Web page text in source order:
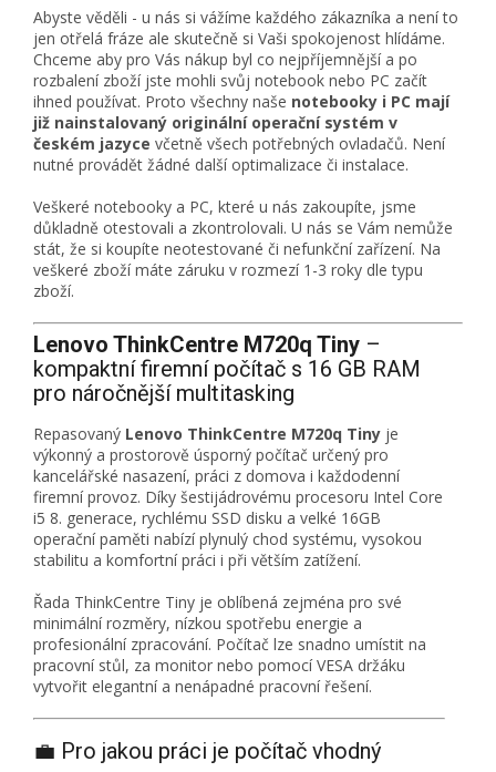
Abyste věděli - u nás si vážíme každého zákazníka a není to
jen otřelá fráze ale skutečně si Vaši spokojenost hlídáme.
Chceme aby pro Vás nákup byl co nejpříjemnější a po
rozbalení zboží jste mohli svůj notebook nebo PC začít
ihned používat. Proto všechny naše notebooky i PC mají
již nainstalovaný originální operační systém v
českém jazyce včetně všech potřebných ovladačů. Není
nutné provádět žádné další optimalizace či instalace.
Veškeré notebooky a PC, které u nás zakoupíte, jsme
důkladně otestovali a zkontrolovali. U nás se Vám nemůže
stát, že si koupíte neotestované či nefunkční zařízení. Na
veškeré zboží máte záruku v rozmezí 1-3 roky dle typu
zboží.
Lenovo ThinkCentre M720q Tiny –
kompaktní firemní počítač s 16 GB RAM
pro náročnější multitasking
Repasovaný Lenovo ThinkCentre M720q Tiny je
výkonný a prostorově úsporný počítač určený pro
kancelářské nasazení, práci z domova i každodenní
firemní provoz. Díky šestijádrovému procesoru Intel Core
i5 8. generace, rychlému SSD disku a velké 16GB
operační paměti nabízí plynulý chod systému, vysokou
stabilitu a komfortní práci i při větším zatížení.
Řada ThinkCentre Tiny je oblíbená zejména pro své
minimální rozměry, nízkou spotřebu energie a
profesionální zpracování. Počítač lze snadno umístit na
pracovní stůl, za monitor nebo pomocí VESA držáku
vytvořit elegantní a nenápadné pracovní řešení.
💼 Pro jakou práci je počítač vhodný